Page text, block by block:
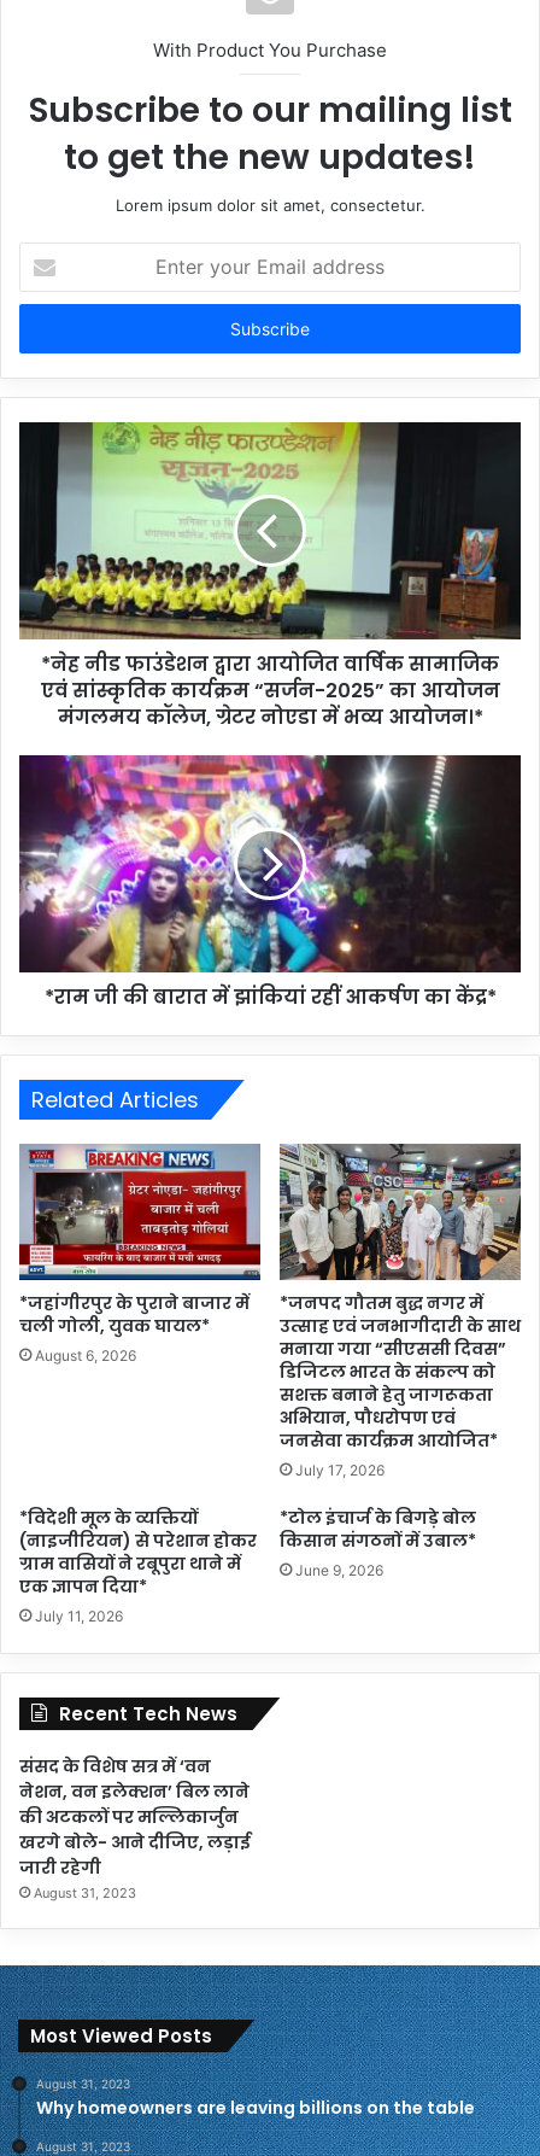
With Product You Purchase
Subscribe to our mailing list
to get the new updates!
Lorem ipsum dolor sit amet, consectetur.
your
Email
*नेह नीड फाउंडेशन द्वारा आयोजित वार्षिक सामाजिक
एवं सांस्कृतिक कार्यक्रम “सर्जन-2025” का आयोजन
मंगलमय कॉलेज, ग्रेटर नोएडा में भव्य आयोजन।*
*राम जी की बारात में झांकियां रहीं आकर्षण का केंद्र*
Related Articles
*जहांगीरपुर के पुराने बाजार में
चली गोली, युवक घायल*
August 6, 2026
*जनपद गौतम बुद्ध नगर में
उत्साह एवं जनभागीदारी के साथ
मनाया गया “सीएससी दिवस”
डिजिटल भारत के संकल्प को
सशक्त बनाने हेतु जागरूकता
अभियान, पौधरोपण एवं
जनसेवा कार्यक्रम आयोजित*
July 17, 2026
*विदेशी मूल के व्यक्तियों
(नाइजीरियन) से परेशान होकर
ग्राम वासियों ने रबूपुरा थाने में
एक ज्ञापन दिया*
July 11, 2026
*टोल इंचार्ज के बिगड़े बोल
किसान संगठनों में उबाल*
June 9, 2026
Recent Tech News
संसद के विशेष सत्र में ‘वन
नेशन, वन इलेक्शन’ बिल लाने
की अटकलों पर मल्लिकार्जुन
खरगे बोले- आने दीजिए, लड़ाई
जारी रहेगी
August 31, 2023
Most Viewed Posts
August 31, 2023
Why homeowners are leaving billions on the table
August 31, 2023